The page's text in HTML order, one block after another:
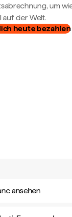
um
auf der Welt.
heute bezahlen
ansehen